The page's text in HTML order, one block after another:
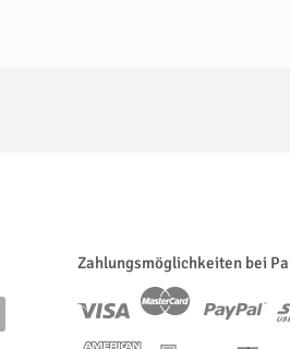
Zahlungsmöglichkeiten bei